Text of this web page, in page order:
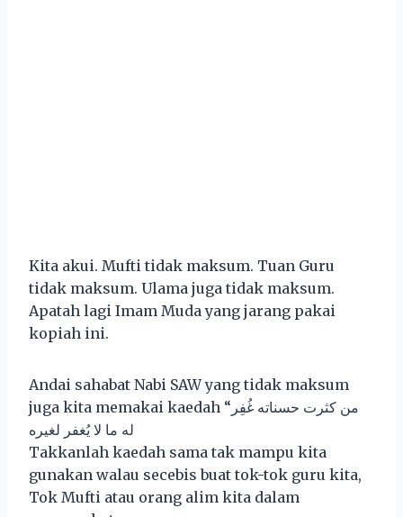
Kita akui. Mufti tidak maksum. Tuan Guru
tidak maksum. Ulama juga tidak maksum.
Apatah lagi Imam Muda yang jarang pakai
kopiah ini.
Andai sahabat Nabi SAW yang tidak maksum
juga kita memakai kaedah “من كثرت حسناته غُفِر
له ما لا يُغفر لغيره
Takkanlah kaedah sama tak mampu kita
gunakan walau secebis buat tok-tok guru kita,
Tok Mufti atau orang alim kita dalam